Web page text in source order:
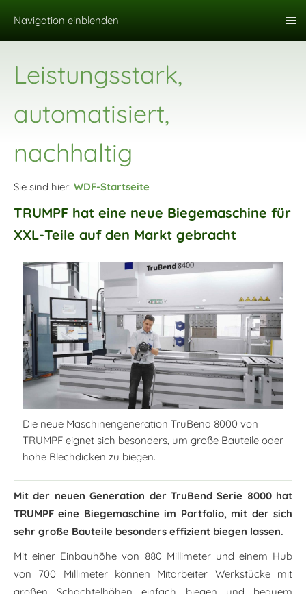
Navigation einblenden
Leistungsstark,
automatisiert,
nachhaltig
Sie sind hier: WDF-Startseite
TRUMPF hat eine neue Biegemaschine für
XXL-Teile auf den Markt gebracht
Die neue Maschinengeneration TruBend 8000 von
TRUMPF eignet sich besonders, um große Bauteile oder
hohe Blechdicken zu biegen.
Mit der neuen Generation der TruBend Serie 8000 hat
TRUMPF eine Biegemaschine im Portfolio, mit der sich
sehr große Bauteile besonders effizient biegen lassen.
Mit einer Einbauhöhe von 880 Millimeter und einem Hub
von 700 Millimeter können Mitarbeiter Werkstücke mit